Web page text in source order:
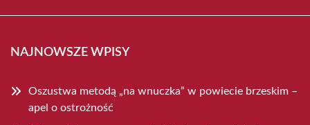
NAJNOWSZE WPISY
Oszustwa metodą „na wnuczka” w powiecie brzeskim –
apel o ostrożność